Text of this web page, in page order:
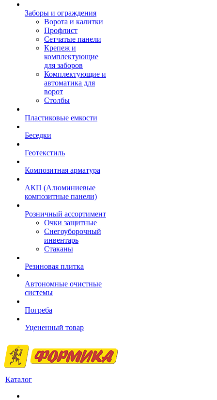
Заборы и ограждения
Ворота и калитки
Профлист
Сетчатые панели
Крепеж и
комплектующие
для заборов
Комплектующие и
автоматика для
ворот
Столбы
Пластиковые емкости
Беседки
Геотекстиль
Композитная арматура
АКП (Алюминиевые
композитные панели)
Розничный ассортимент
Очки защитные
Снегоуборочный
инвентарь
Стаканы
Резиновая плитка
Автономные очистные
системы
Погреба
Уцененный товар
Каталог